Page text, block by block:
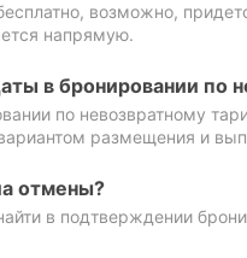
возможно,
напрямую.
в бронировании по
по невозвратному
размещения и
отмены?
в подтверждении